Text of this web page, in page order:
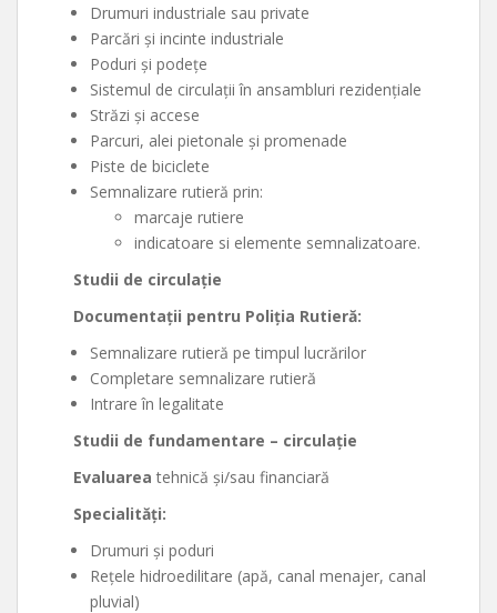
Drumuri industriale sau private
Parcări şi incinte industriale
Poduri şi podețe
Sistemul de circulații în ansambluri rezidențiale
Străzi şi accese
Parcuri, alei pietonale şi promenade
Piste de biciclete
Semnalizare rutieră prin:
marcaje rutiere
indicatoare si elemente semnalizatoare.
Studii de circulație
Documentații pentru Poliția Rutieră:
Semnalizare rutieră pe timpul lucrărilor
Completare semnalizare rutieră
Intrare în legalitate
Studii de fundamentare – circulație
Evaluarea tehnică şi/sau financiară
Specialități:
Drumuri şi poduri
Rețele hidroedilitare (apă, canal menajer, canal
pluvial)